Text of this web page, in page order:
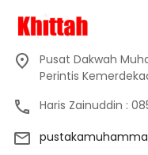
Pusat Dakwah
Perintis
Haris Zainuddin :